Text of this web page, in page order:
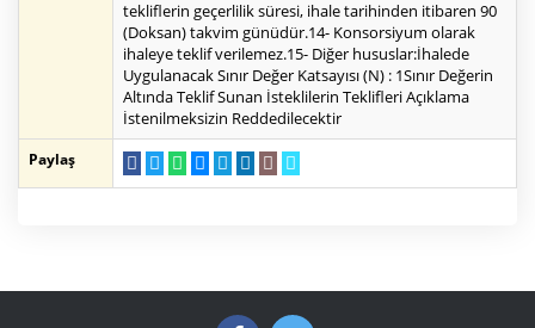
tekliflerin geçerlilik süresi, ihale tarihinden itibaren 90
(Doksan) takvim günüdür.14- Konsorsiyum olarak
ihaleye teklif verilemez.15- Diğer hususlar:İhalede
Uygulanacak Sınır Değer Katsayısı (N) : 1Sınır Değerin
Altında Teklif Sunan İsteklilerin Teklifleri Açıklama
İstenilmeksizin Reddedilecektir
Paylaş